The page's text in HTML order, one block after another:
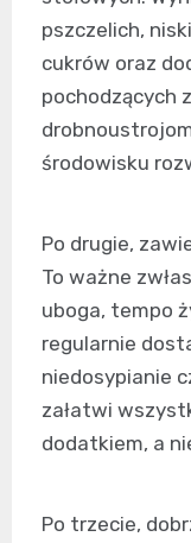
pszczelich,
cukrów oraz
pochodzących
środowisku
Po drugie,
To ważne
uboga, tempo
regularnie
niedosypianie
załatwi
dodatkiem, a
Po trzecie,